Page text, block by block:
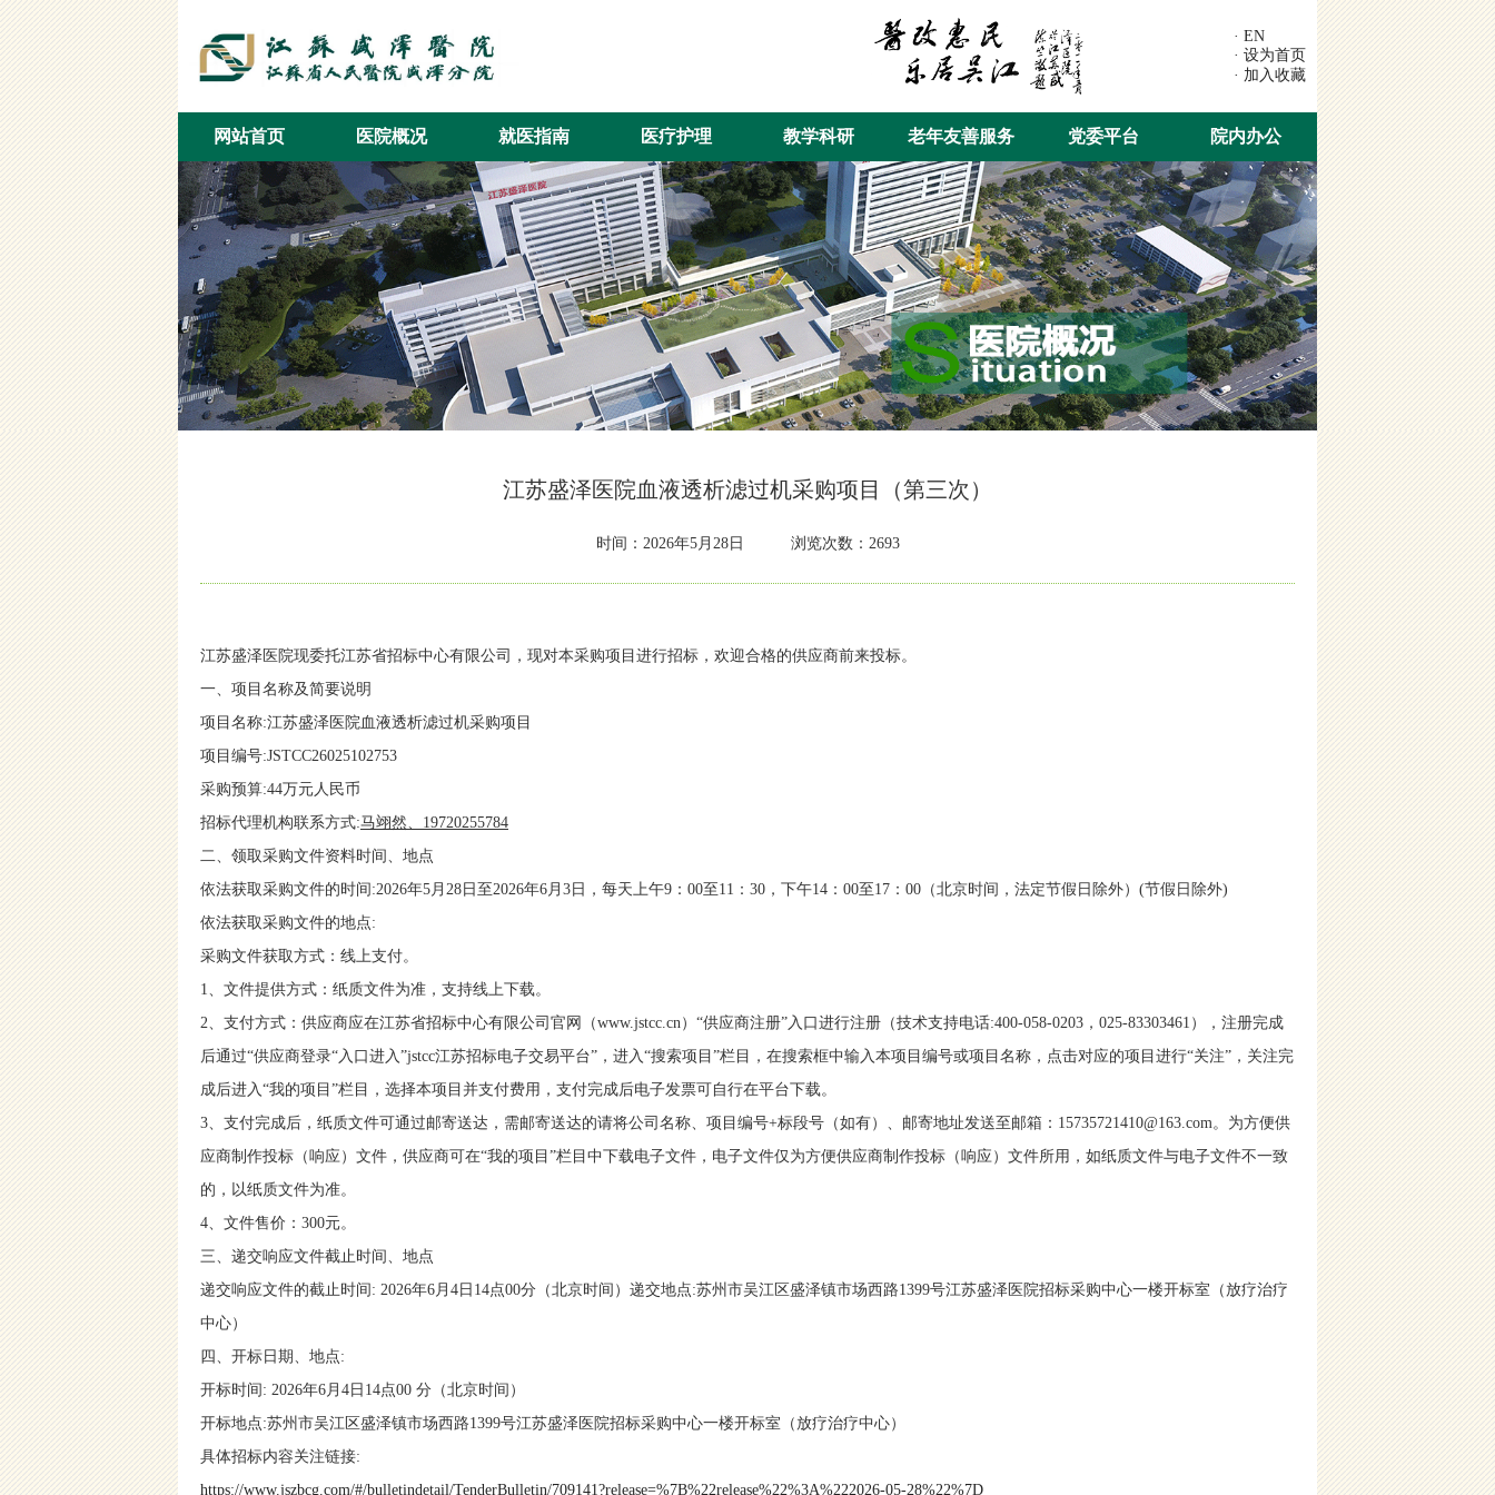
· EN
· 设为首页
· 加入收藏
网站首页 医院概况 就医指南 医疗护理 教学科研 老年友善服务 党委平台 院内办公
江苏盛泽医院血液透析滤过机采购项目（第三次）
时间： 2026年5月28日 浏览次数：2693
江苏盛泽 医院现委托江苏省招标中心有限公司 ， 现对本采购项目进行招标，欢迎合格的供应商前来投标。
一、项目名称及简要说明
项目名称:江苏盛泽医院血液透析滤过机采购项目
项目编号:JSTCC26025102753
采购预算:44万元人民币
招标代理机构联系方式:马翊然、 19720255784
二、领取采购文件资料时间、地点
依法获取采购文件的时间 :2026年5月28日至2026年6月3日，每天上午9：00至11：30，下午14：00至17：00（北京时间，法定节假日除外）(节假日除外)
依法获取采购文件的地点:
采购文件获取方式：线上支付。
1、文件提供方式：纸质文件为准，支持线上下载。
2、支付方式：供应商应在江苏省招标中心有限公司官网（www.jstcc.cn）“供应商注册”入口进行注册（技术支持电话:400-058-0203，025-83303461），注册完成
后通过“供应商登录“入口进入”jstcc江苏招标电子交易平台”，进入“搜索项目”栏目，在搜索框中输入本项目编号或项目名称，点击对应的项目进行“关注”，关注完
成后进入“我的项目”栏目，选择本项目并支付费用，支付完成后电子发票可自行在平台下载。
3、支付完成后，纸质文件可通过邮寄送达，需邮寄送达的请将公司名称、项目编号+标段号（如有）、邮寄地址发送至邮箱：15735721410@163.com。为方便供
应商制作投标（响应）文件，供应商可在“我的项目”栏目中下载电子文件，电子文件仅为方便供应商制作投标（响应）文件所用，如纸质文件与电子文件不一致
的，以纸质文件为准。
4、文件售价：300元。
三、递交响应文件截止时间、地点
递交响应文件的截止时间 : 2026年6月4日14点00分（北京时间）递交地点:苏州市吴江区盛泽镇市场西路1399号江苏盛泽医院招标采购中心一楼开标室（放疗治疗
中心）
四、开标日期、地点:
开标时间 : 2026年6月4日14点00 分（北京时间）
开标地点:苏州市吴江区盛泽镇市场西路1399号江苏盛泽医院招标采购中心一楼开标室（放疗治疗中心）
具体招标内容关注链接:
https://www.jszbcg.com/#/bulletindetail/TenderBulletin/709141?release=%7B%22release%22%3A%222026-05-28%22%7D